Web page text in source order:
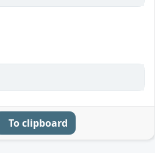
To clipboard